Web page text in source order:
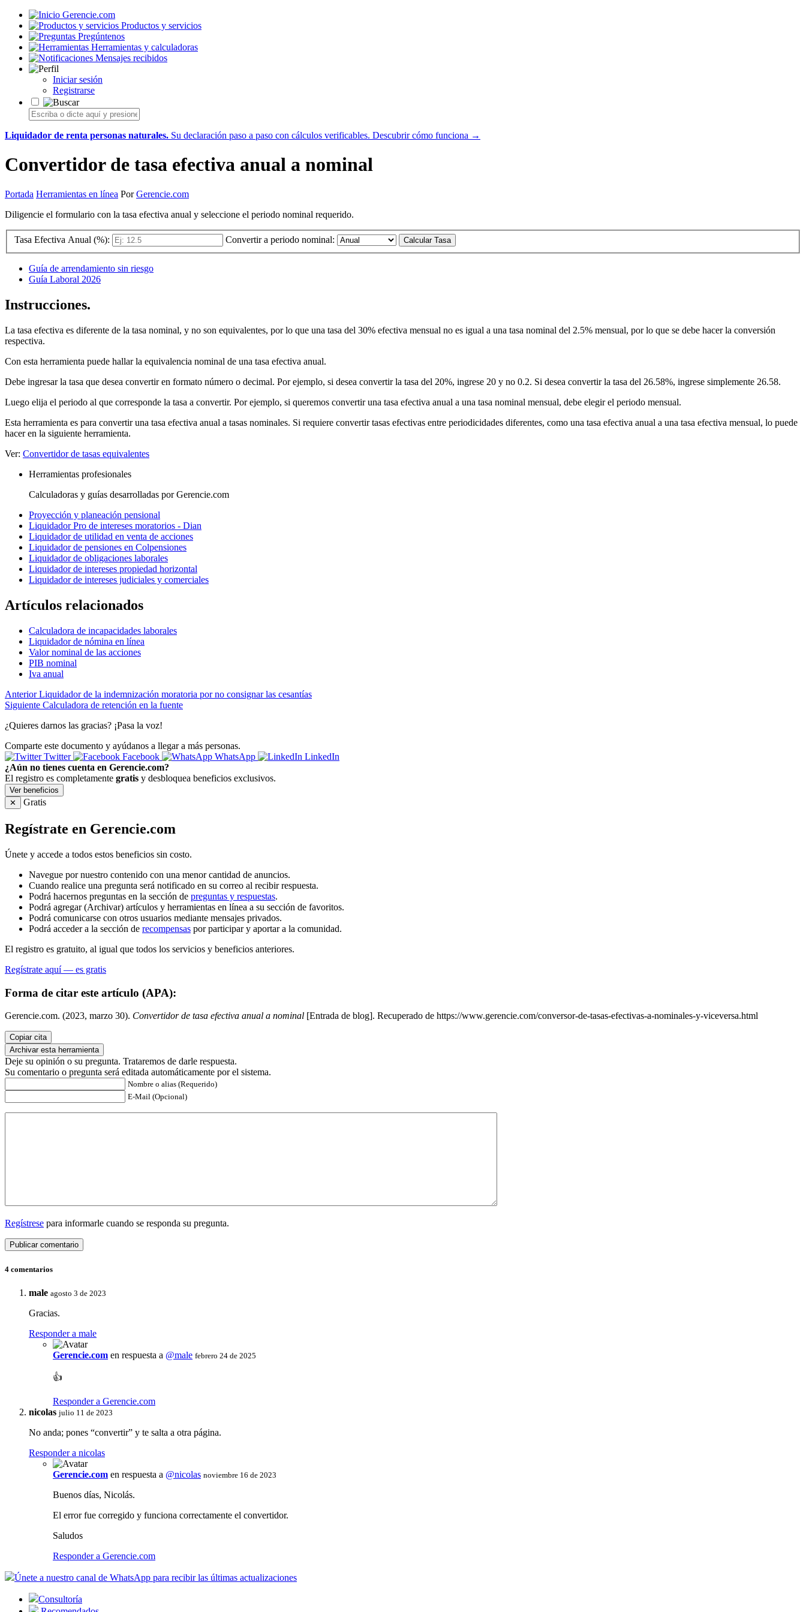
Gerencie.com
Productos y servicios
Pregúntenos
Herramientas y calculadoras
Mensajes recibidos
Iniciar sesión
Registrarse
Liquidador de renta personas naturales. Su declaración paso a paso con cálculos verificables. Descubrir cómo funciona →
Convertidor de tasa efectiva anual a nominal
Portada Herramientas en línea PorGerencie.com
Diligencie el formulario con la tasa efectiva anual y seleccione el periodo nominal requerido.
Tasa Efectiva Anual (%): Convertir a periodo nominal: Calcular Tasa
Guía de arrendamiento sin riesgo
Guía Laboral 2026
Instrucciones.
La tasa efectiva es diferente de la tasa nominal, y no son equivalentes, por lo que una tasa del 30% efectiva mensual no es igual a una tasa nominal del 2.5% mensual, por lo que se debe hacer la conversión
respectiva.
Con esta herramienta puede hallar la equivalencia nominal de una tasa efectiva anual.
Debe ingresar la tasa que desea convertir en formato número o decimal. Por ejemplo, si desea convertir la tasa del 20%, ingrese 20 y no 0.2. Si desea convertir la tasa del 26.58%, ingrese simplemente 26.58.
Luego elija el periodo al que corresponde la tasa a convertir. Por ejemplo, si queremos convertir una tasa efectiva anual a una tasa nominal mensual, debe elegir el periodo mensual.
Esta herramienta es para convertir una tasa efectiva anual a tasas nominales. Si requiere convertir tasas efectivas entre periodicidades diferentes, como una tasa efectiva anual a una tasa efectiva mensual, lo puede
hacer en la siguiente herramienta.
Ver: Convertidor de tasas equivalentes
Herramientas profesionales
Calculadoras y guías desarrolladas por Gerencie.com
Proyección y planeación pensional
Liquidador Pro de intereses moratorios - Dian
Liquidador de utilidad en venta de acciones
Liquidador de pensiones en Colpensiones
Liquidador de obligaciones laborales
Liquidador de intereses propiedad horizontal
Liquidador de intereses judiciales y comerciales
Artículos relacionados
Calculadora de incapacidades laborales
Liquidador de nómina en línea
Valor nominal de las acciones
PIB nominal
Iva anual
Anterior Liquidador de la indemnización moratoria por no consignar las cesantías
Siguiente Calculadora de retención en la fuente
¿Quieres darnos las gracias? ¡Pasa la voz!
Comparte este documento y ayúdanos a llegar a más personas.
Twitter
Facebook WhatsApp
LinkedIn
¿Aún no tienes cuenta en Gerencie.com?
El registro es completamente gratis y desbloquea beneficios exclusivos.
Ver beneficios
✕
Gratis
Regístrate en Gerencie.com
Únete y accede a todos estos beneficios sin costo.
Navegue por nuestro contenido con una menor cantidad de anuncios.
Cuando realice una pregunta será notificado en su correo al recibir respuesta.
Podrá hacernos preguntas en la sección de preguntas y respuestas.
Podrá agregar (Archivar) artículos y herramientas en línea a su sección de favoritos.
Podrá comunicarse con otros usuarios mediante mensajes privados.
Podrá acceder a la sección de recompensas por participar y aportar a la comunidad.
El registro es gratuito, al igual que todos los servicios y beneficios anteriores.
Regístrate aquí — es gratis
Forma de citar este artículo (APA):
Gerencie.com. (2023, marzo 30). Convertidor de tasa efectiva anual a nominal [Entrada de blog]. Recuperado de https://www.gerencie.com/conversor-de-tasas-efectivas-a-nominales-y-viceversa.html
Copiar cita
Archivar esta herramienta
Deje su opinión o su pregunta. Trataremos de darle respuesta.
Su comentario o pregunta será editada automáticamente por el sistema.
Nombre o alias (Requerido)
E-Mail (Opcional)
Regístrese para informarle cuando se responda su pregunta.
4 comentarios
male agosto 3 de 2023
Gracias.
Responder a male
Gerencie.com en respuesta a @male febrero 24 de 2025
👍
Responder a Gerencie.com
nicolas julio 11 de 2023
No anda; pones “convertir” y te salta a otra página.
Responder a nicolas
Gerencie.com en respuesta a @nicolas noviembre 16 de 2023
Buenos días, Nicolás.
El error fue corregido y funciona correctamente el convertidor.
Saludos
Responder a Gerencie.com
Únete a nuestro canal de WhatsApp para recibir las últimas actualizaciones
Consultoría